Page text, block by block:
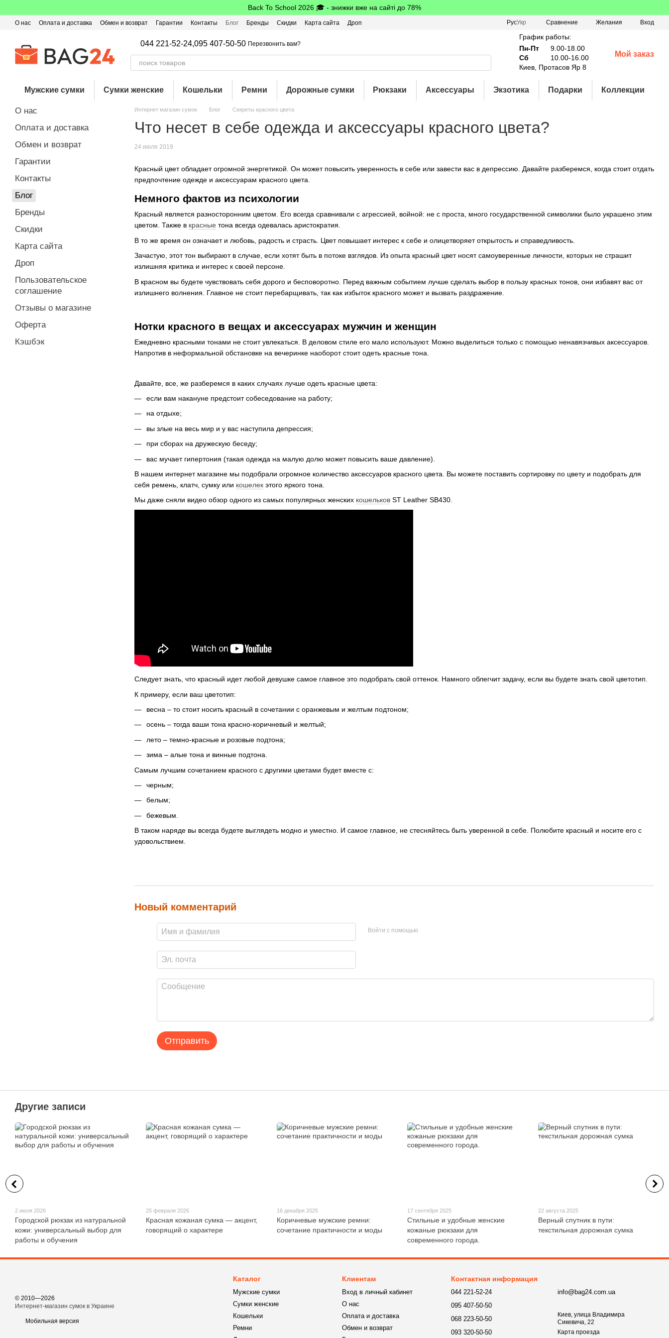
Back To School 2026 🎓 - знижки вже на сайті до 78%
О нас Оплата и доставка Обмен и возврат Гарантии Контакты Блог Бренды Скидки Карта сайта
Дроп
РусУкр Сравнение Желания Вход
044 221-52-24,095 407-50-50 Перезвонить вам?
График работы:
Пн-Пт
9.00-18.00
Сб
10.00-16.00
Киев, Протасов Яр 8
Мой заказ
Мужские сумки Сумки женские Кошельки Ремни Дорожные сумки Рюкзаки Аксессуары Экзотика Подарки Коллекции
Интернет магазин сумок Блог Секреты красного цвета
Что несет в себе одежда и аксессуары красного цвета?
24 июля 2019
Красный цвет обладает огромной энергетикой. Он может повысить уверенность в себе или завести вас в депрессию. Давайте разберемся, когда стоит отдать
предпочтение одежде и аксессуарам красного цвета.
Немного фактов из психологии
Красный является разносторонним цветом. Его всегда сравнивали с агрессией, войной: не с проста, много государственной символики было украшено этим
цветом. Также в красные тона всегда одевалась аристократия.
В то же время он означает и любовь, радость и страсть. Цвет повышает интерес к себе и олицетворяет открытость и справедливость.
Зачастую, этот тон выбирают в случае, если хотят быть в потоке взглядов. Из опыта красный цвет носят самоуверенные личности, которых не страшит
излишняя критика и интерес к своей персоне.
В красном вы будете чувствовать себя дорого и бесповоротно. Перед важным событием лучше сделать выбор в пользу красных тонов, они избавят вас от
излишнего волнения. Главное не стоит перебарщивать, так как избыток красного может и вызвать раздражение.
Нотки красного в вещах и аксессуарах мужчин и женщин
Ежедневно красными тонами не стоит увлекаться. В деловом стиле его мало используют. Можно выделиться только с помощью ненавязчивых аксессуаров.
Напротив в неформальной обстановке на вечеринке наоборот стоит одеть красные тона.
Давайте, все, же разберемся в каких случаях лучше одеть красные цвета:
если вам накануне предстоит собеседование на работу;
на отдыхе;
вы злые на весь мир и у вас наступила депрессия;
при сборах на дружескую беседу;
вас мучает гипертония (такая одежда на малую долю может повысить ваше давление).
В нашем интернет магазине мы подобрали огромное количество аксессуаров красного цвета. Вы можете поставить сортировку по цвету и подобрать для
себя ремень, клатч, сумку или кошелек этого яркого тона.
Мы даже сняли видео обзор одного из самых популярных женских кошельков ST Leather SB430.
Следует знать, что красный идет любой девушке самое главное это подобрать свой оттенок. Намного облегчит задачу, если вы будете знать свой цветотип.
К примеру, если ваш цветотип:
весна – то стоит носить красный в сочетании с оранжевым и желтым подтоном;
осень – тогда ваши тона красно-коричневый и желтый;
лето – темно-красные и розовые подтона;
зима – алые тона и винные подтона.
Самым лучшим сочетанием красного с другими цветами будет вместе с:
черным;
белым;
бежевым.
В таком наряде вы всегда будете выглядеть модно и уместно. И самое главное, не стесняйтесь быть уверенной в себе. Полюбите красный и носите его с
удовольствием.
Новый комментарий
Войти с помощью
Отправить
О нас
Оплата и доставка
Обмен и возврат
Гарантии
Контакты
Блог
Бренды
Скидки
Карта сайта
Дроп
Пользовательское
соглашение
Отзывы о магазине
Оферта
Кэшбэк
Другие записи
2 июля 2026
Городской рюкзак из натуральной
кожи: универсальный выбор для
работы и обучения
25 февраля 2026
Красная кожаная сумка — акцент,
говорящий о характере
16 декабря 2025
Коричневые мужские ремни:
сочетание практичности и моды
17 сентября 2025
Стильные и удобные женские
кожаные рюкзаки для
современного города.
22 августа 2025
Верный спутник в пути:
текстильная дорожная сумка
© 2010—2026
Интернет-магазин сумок в Украине
Мобильная версия
Каталог
Мужские сумки
Сумки женские
Кошельки
Ремни
Клиентам
Вход в личный кабинет
О нас
Оплата и доставка
Обмен и возврат
Контактная информация
044 221-52-24
095 407-50-50
068 223-50-50
093 320-50-50
info@bag24.com.ua
Киев, улица Владимира
Сикевича, 22
Карта проезда